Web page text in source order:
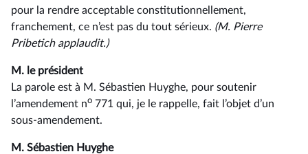
pour la rendre acceptable constitutionnellement,
franchement, ce n’est pas du tout sérieux. (M. Pierre
Pribetich applaudit.)
M. le président
La parole est à M. Sébastien Huyghe, pour soutenir
l’amendement no 771 qui, je le rappelle, fait l’objet d’un
sous-amendement.
M. Sébastien Huyghe